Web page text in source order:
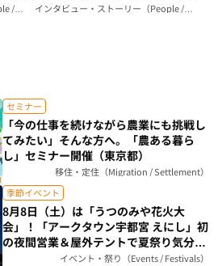
ン
/
和」食パン』ができるまで｜
インタビュー・ストーリー（People /
Story）
セミナー
「今の仕事を続けながら農業にも挑戦し
てみたい」そんな方へ。「農ある暮ら
し」セミナー開催（東京都）
移住・定住（Migration / Settlement）
季節イベント
8月8日（土）は「うつのみや花火大
会」！「アークタウン宇都宮 えにし」初
の夜間営業＆屋外テントで夏祭り気分を
楽しもう（栃木県）イベント・祭り（Events / Festivals）